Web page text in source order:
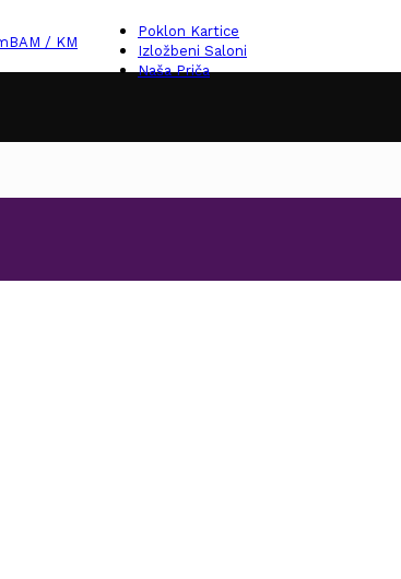
BAM / KM
Poklon Kartice
Izložbeni Saloni
Naša Priča